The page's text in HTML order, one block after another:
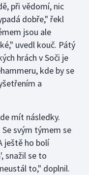
při vědomí, nic
dobře," řekl
jsou ale
uvedl kouč. Pátý
hrách v Soči je
kde by se
a
mít následky.
svým týmem se
ještě ho bolí
snažil se to
to," doplnil.